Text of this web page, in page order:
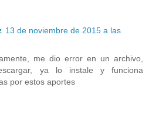
13 de noviembre de 2015 a las
me dio error en un archivo,
ya lo instale y funciona
por estos aportes